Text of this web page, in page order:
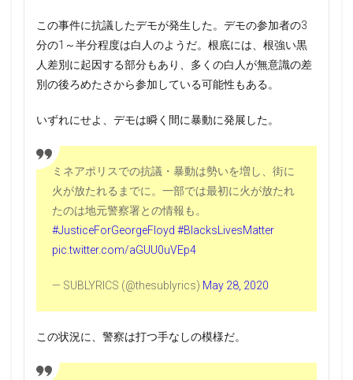
この事件に抗議したデモが発生した。デモの参加者の3
分の1～半分程度は白人のようだ。根底には、根強い黒
人差別に起因する部分もあり、多くの白人が無意識の差
別の後ろめたさから参加している可能性もある。
いずれにせよ、デモは瞬く間に暴動に発展した。
ミネアポリスでの抗議・暴動は勢いを増し、街に
火が放たれるまでに。一部では最初に火が放たれ
たのは地元警察署との情報も。
#JusticeForGeorgeFloyd #BlacksLivesMatter
pic.twitter.com/aGUU0uVEp4
— SUBLYRICS (@thesublyrics) May 28, 2020
この状況に、警察は打つ手なしの模様だ。